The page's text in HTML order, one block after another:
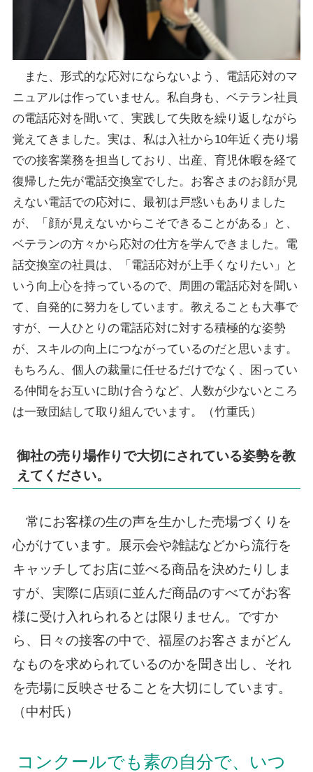
また、形式的な応対にならないよう、電話応対のマ
ニュアルは作っていません。私自身も、ベテラン社員
の電話応対を聞いて、実践して失敗を繰り返しながら
覚えてきました。実は、私は入社から10年近く売り場
での接客業務を担当しており、出産、育児休暇を経て
復帰した先が電話交換室でした。お客さまのお顔が見
えない電話での応対に、最初は戸惑いもありました
が、「顔が見えないからこそできることがある」と、
ベテランの方々から応対の仕方を学んできました。電
話交換室の社員は、「電話応対が上手くなりたい」と
いう向上心を持っているので、周囲の電話応対を聞い
て、自発的に努力をしています。教えることも大事で
すが、一人ひとりの電話応対に対する積極的な姿勢
が、スキルの向上につながっているのだと思います。
もちろん、個人の裁量に任せるだけでなく、困ってい
る仲間をお互いに助け合うなど、人数が少ないところ
は一致団結して取り組んでいます。（竹重氏）
御社の売り場作りで大切にされている姿勢を教
えてください。
常にお客様の生の声を生かした売場づくりを
心がけています。展示会や雑誌などから流行を
キャッチしてお店に並べる商品を決めたりしま
すが、実際に店頭に並んだ商品のすべてがお客
様に受け入れられるとは限りません。ですか
ら、日々の接客の中で、福屋のお客さまがどん
なものを求められているのかを聞き出し、それ
を売場に反映させることを大切にしています。
（中村氏）
コンクールでも素の自分で、いつ